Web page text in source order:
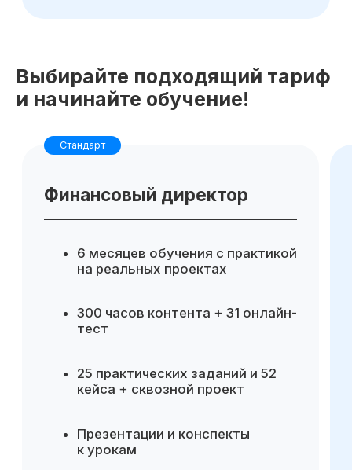
Выбирайте подходящий тариф
и начинайте обучение!
Готовые инструменты для
Повышение эффективности
финансового управления
Возможность делегировать